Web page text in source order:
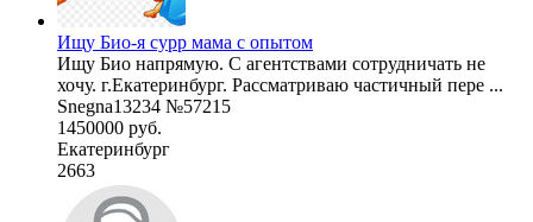
Ищу Био-я сурр мама с опытом
Ищу Био напрямую. С агентствами сотрудничать не
хочу. г.Екатеринбург. Рассматриваю частичный пере ...
Snegna13234 №57215
1450000 руб.
Екатеринбург
2663